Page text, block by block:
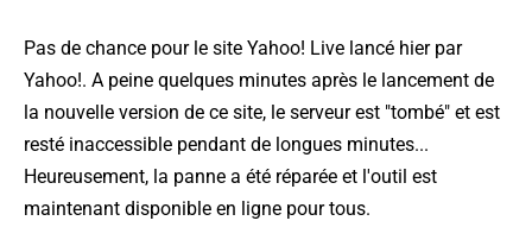
Pas de chance pour le site Yahoo! Live lancé hier par
Yahoo!. A peine quelques minutes après le lancement de
la nouvelle version de ce site, le serveur est "tombé" et est
resté inaccessible pendant de longues minutes...
Heureusement, la panne a été réparée et l'outil est
maintenant disponible en ligne pour tous.